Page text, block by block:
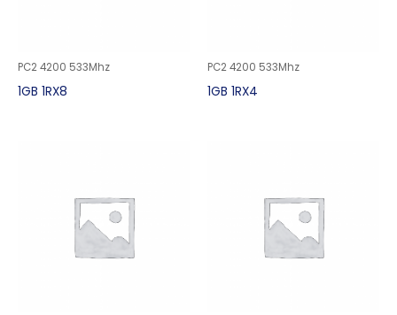
PC2 4200 533Mhz
1GB 1RX8
PC2 4200 533Mhz
1GB 1RX4